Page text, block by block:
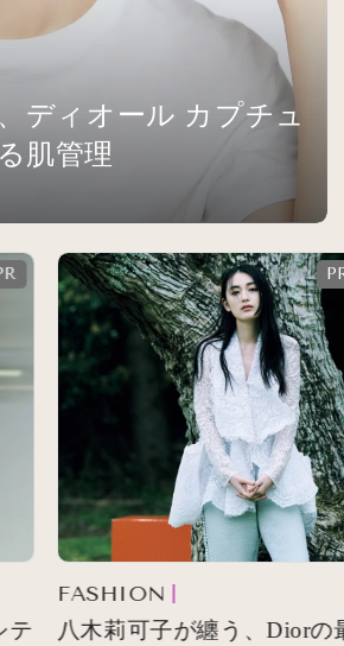
ディオール カプチュ
肌管理
FASHION
八木莉可子が纏う、Diorの最